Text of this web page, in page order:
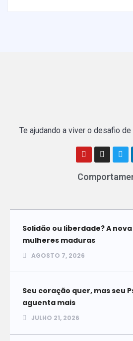
Te ajudando a viver o desafio
Solidão ou liberdade? A
mulheres maduras
AGOSTO 7, 2026
Seu coração quer, mas seu
aguenta mais
JULHO 21, 2026